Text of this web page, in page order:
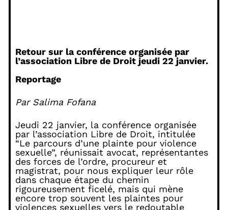
Retour sur la conférence organisée par
l’association Libre de Droit jeudi 22 janvier.
Reportage
Par Salima Fofana
Jeudi 22 janvier, la conférence organisée
par l’association Libre de Droit, intitulée
“Le parcours d’une plainte pour violence
sexuelle”, réunissait avocat, représentantes
des forces de l’ordre, procureur et
magistrat, pour nous expliquer leur rôle
dans chaque étape du chemin
rigoureusement ficelé, mais qui mène
encore trop souvent les plaintes pour
violences sexuelles vers le redoutable